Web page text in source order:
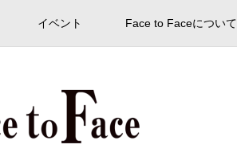
イベント Face to Faceについて